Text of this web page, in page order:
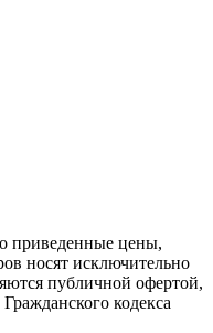
приведенные цены,
носят исключительно
публичной офертой,
кодекса